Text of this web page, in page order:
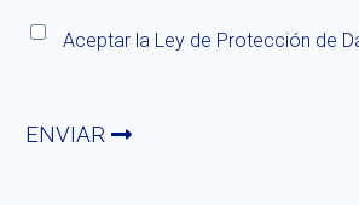
Aceptar la Ley de Protección de
ENVIAR